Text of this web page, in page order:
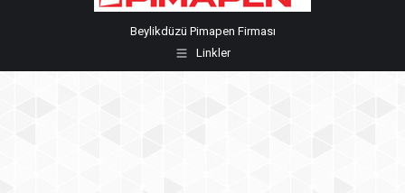
Beylikdüzü Pimapen Firması
Linkler